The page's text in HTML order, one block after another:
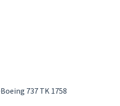
737 TK 1758